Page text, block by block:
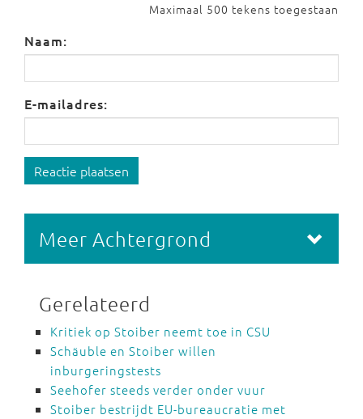
Maximaal 500 tekens toegestaan
Naam:
E-mailadres:
Reactie plaatsen
Meer Achtergrond
Gerelateerd
Kritiek op Stoiber neemt toe in CSU
Schäuble en Stoiber willen
inburgeringstests
Seehofer steeds verder onder vuur
Stoiber bestrijdt EU-bureaucratie met